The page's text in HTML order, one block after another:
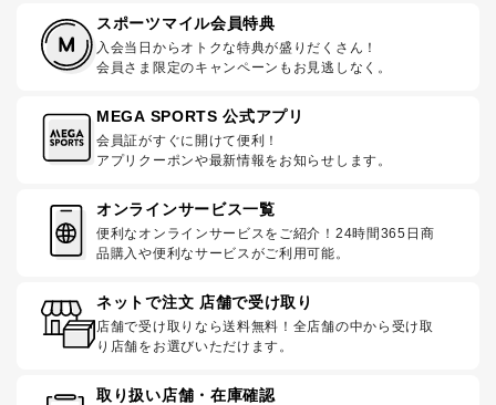
スポーツマイル会員特典
入会当日からオトクな特典が盛りだくさん！
会員さま限定のキャンペーンもお見逃しなく。
MEGA SPORTS 公式アプリ
会員証がすぐに開けて便利！
アプリクーポンや最新情報をお知らせします。
オンラインサービス一覧
便利なオンラインサービスをご紹介！24時間365日商
品購入や便利なサービスがご利用可能。
ネットで注文 店舗で受け取り
店舗で受け取りなら送料無料！全店舗の中から受け取
り店舗をお選びいただけます。
取り扱い店舗・在庫確認